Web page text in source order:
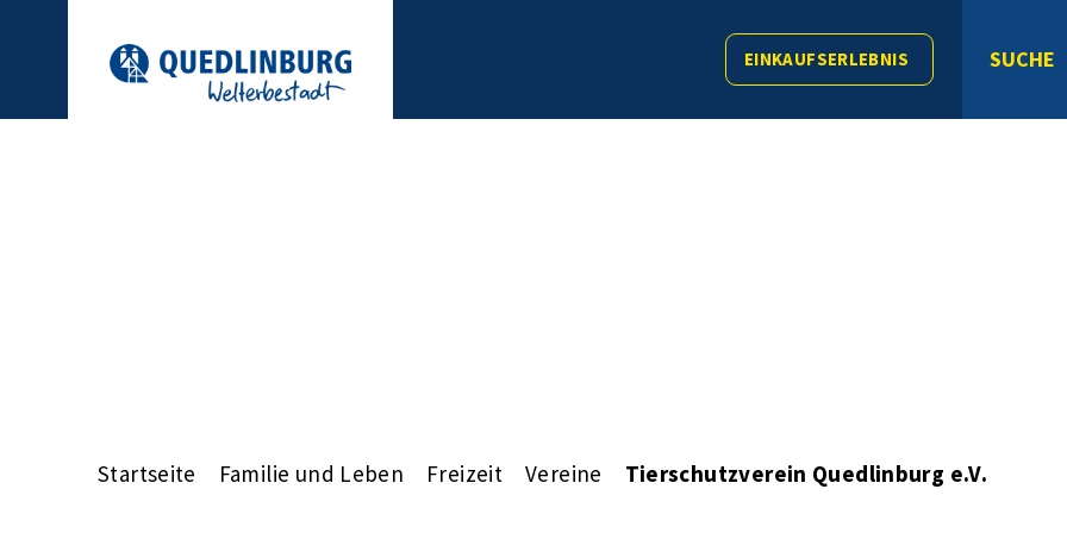
EINKAUFSERLEBNIS SUCHE
Startseite Familie und Leben Freizeit Vereine Tierschutzverein Quedlinburg e.V.